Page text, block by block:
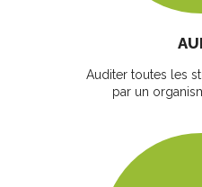
Auditer toutes les
par un